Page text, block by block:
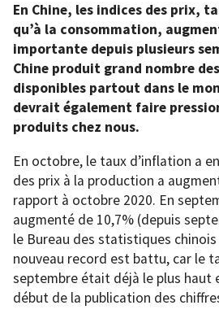
En Chine, les indices des prix,
qu’à la consommation,
importante depuis plusieurs
Chine produit grand nombre
disponibles partout dans le
devrait également faire
produits chez nous.
En octobre, le taux d’inflation a
des prix à la production a
rapport à octobre 2020. En
augmenté de 10,7% (depuis
le Bureau des statistiques
nouveau record est battu, car le
septembre était déjà le plus haut
début de la publication des